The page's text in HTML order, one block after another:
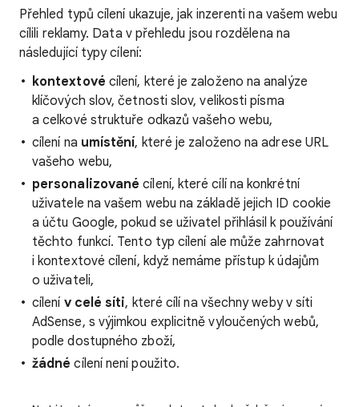
Přehled typů cílení ukazuje, jak inzerenti na vašem webu
cílili reklamy. Data v přehledu jsou rozdělena na
následující typy cílení:
kontextové cílení, které je založeno na analýze
klíčových slov, četnosti slov, velikosti písma
a celkové struktuře odkazů vašeho webu,
cílení na umístění, které je založeno na adrese URL
vašeho webu,
personalizované cílení, které cílí na konkrétní
uživatele na vašem webu na základě jejich ID cookie
a účtu Google, pokud se uživatel přihlásil k používání
těchto funkcí. Tento typ cílení ale může zahrnovat
i kontextové cílení, když nemáme přístup k údajům
o uživateli,
cílení v celé síti, které cílí na všechny weby v síti
AdSense, s výjimkou explicitně vyloučených webů,
podle dostupného zboží,
žádné cílení není použito.